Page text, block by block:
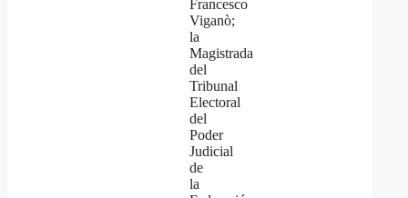
Francesco
Viganò;
la
Magistrada
del
Tribunal
Electoral
del
Poder
Judicial
de
la